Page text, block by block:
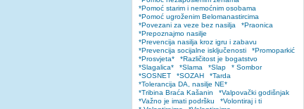
*Pomoć starim i nemoćnim osobama
*Pomoć ugroženim Belomanastircima
*Povezani za veze bez nasilja
*Praonica
*Prepoznajmo nasilje
*Prevencija nasilja kroz igru i zabavu
*Prevencija socijalne isključenosti
*Promoparkić
*Prosvjeta*
*Različitost je bogatstvo
*Slagalica*
*Slama *Slap
* Sombor
*SOSNET
*SOZAH
*Tarda
*Tolerancija DA, nasilje NE*
*Tribina Braća Kašanin
*Valpovački godišnjak
*Važno je imati podršku
*Volontiraj i ti